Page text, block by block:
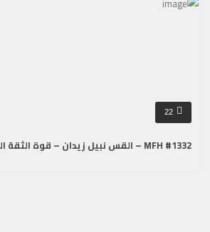
22
MFH #1332 – القس نبيل زيدان – قوة الثقة المتواضعة